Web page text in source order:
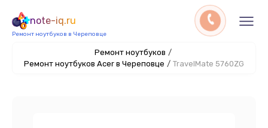
note-iq.ru
Ремонт ноутбуков в Череповце
Ремонт ноутбуков /
Ремонт ноутбуков Acer в Череповце / TravelMate 5760ZG